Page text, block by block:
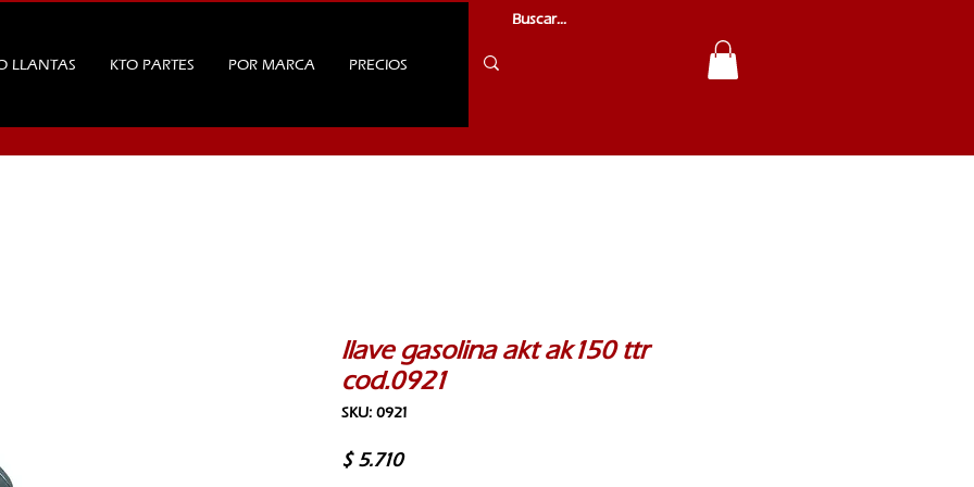
LLANTAS KTO PARTES POR MARCA PRECIOS
llave gasolina akt ak150 ttr
cod.0921
SKU: 0921
$ 5.710Precio